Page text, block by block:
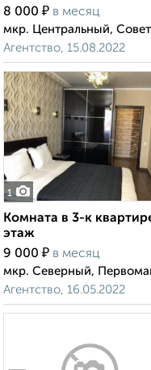
8 000 ₽ в месяц
мкр. Центральный,
Агентство, 15.08.2022
1
Комната в 3-к
этаж
9 000 ₽ в месяц
мкр. Северный,
Агентство, 16.05.2022